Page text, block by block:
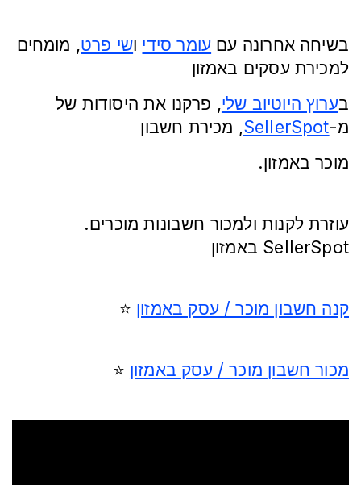
בשיחה אחרונה עם עומר סידי ושי פרט, מומחים
למכירת עסקים באמזון
בערוץ היוטיוב שלי, פרקנו את היסודות של
מכירת חשבון ,SellerSpot -מ
.מוכר באמזון
.עוזרת לקנות ולמכור חשבונות מוכרים
באמזון SellerSpot
⭐️ קנה חשבון מוכר / עסק באמזון
⭐️ מכור חשבון מוכר / עסק באמזון